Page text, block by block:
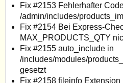
Fix #2153 Fehlerhafter
/admin/includes/
Fix #2154 Bei Express-
MAX_PRODUCTS_QTY
Fix #2155 auto_include in
/includes/modules/
gesetzt
Fix #2158 fileinfo